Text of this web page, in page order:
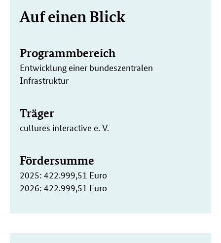
Weitere
Auf einen Blick
Programmbereich
Entwicklung einer bundeszentralen
Infrastruktur
Träger
cultures interactive e. V.
Fördersumme
2025: 422.999,51 Euro
2026: 422.999,51 Euro